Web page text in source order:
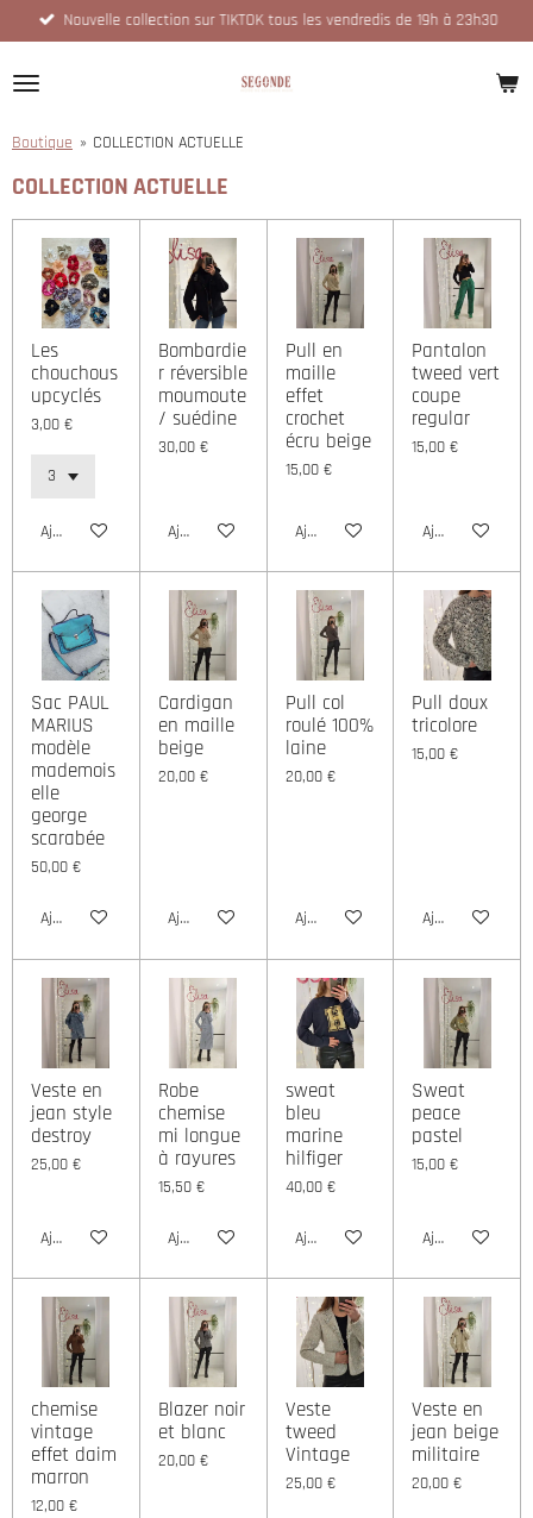
Passer
au
contenu
principal
Nouvelle collection sur TIKTOK tous les vendredis de 19h à 23h30
Boutique » COLLECTION ACTUELLE
COLLECTION ACTUELLE
Les
chouchous
upcyclés
3,00 €
Ajouter au panier
Bombardie
r réversible
moumoute
/ suédine
30,00 €
Ajouter au panier
Pull en
maille
effet
crochet
écru beige
15,00 €
Ajouter au panier
Pantalon
tweed vert
coupe
regular
15,00 €
Ajouter au
Sac PAUL
MARIUS
modèle
mademois
elle
george
scarabée
50,00 €
Ajouter au panier
Cardigan
en maille
beige
20,00 €
Ajouter au panier
Pull col
roulé 100%
laine
20,00 €
Ajouter au panier
Pull doux
tricolore
15,00 €
Ajouter au
Veste en
jean style
destroy
25,00 €
Ajouter au panier
Robe
chemise
mi longue
à rayures
15,50 €
Ajouter au panier
sweat
bleu
marine
hilfiger
40,00 €
Ajouter au panier
Sweat
peace
pastel
15,00 €
Ajouter au
chemise
vintage
effet daim
marron
12,00 €
Blazer noir
et blanc
20,00 €
Veste
tweed
Vintage
25,00 €
Veste en
jean beige
militaire
20,00 €